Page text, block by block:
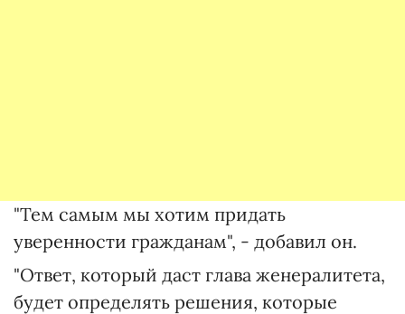
"Тем самым мы хотим придать
уверенности гражданам", - добавил он.
"Ответ, который даст глава женералитета,
будет определять решения, которые